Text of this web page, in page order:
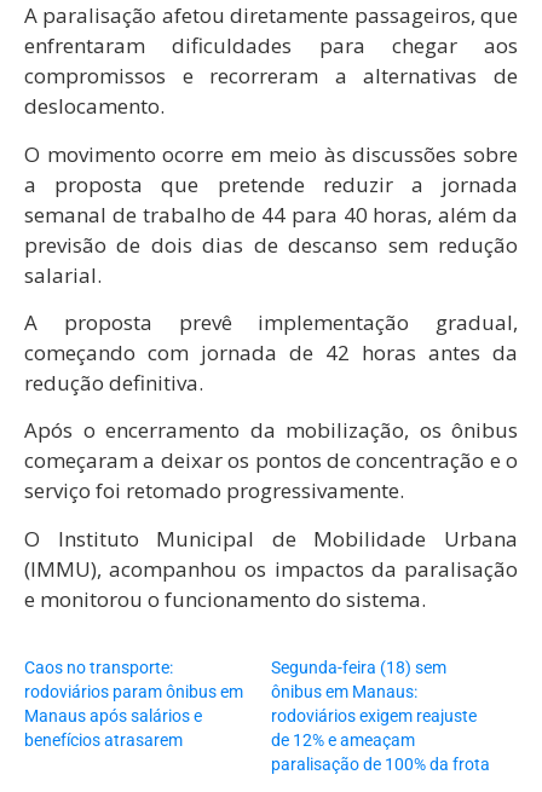
A paralisação afetou diretamente passageiros, que
enfrentaram dificuldades para chegar aos
compromissos e recorreram a alternativas de
deslocamento.
O movimento ocorre em meio às discussões sobre
a proposta que pretende reduzir a jornada
semanal de trabalho de 44 para 40 horas, além da
previsão de dois dias de descanso sem redução
salarial.
A proposta prevê implementação gradual,
começando com jornada de 42 horas antes da
redução definitiva.
Após o encerramento da mobilização, os ônibus
começaram a deixar os pontos de concentração e o
serviço foi retomado progressivamente.
O Instituto Municipal de Mobilidade Urbana
(IMMU),acompanhou os impactos da paralisação
e monitorou o funcionamento do sistema.
Caos no transporte:
rodoviários param ônibus em
Manaus após salários e
benefícios atrasarem
Segunda-feira (18) sem
ônibus em Manaus:
rodoviários exigem reajuste
de 12% e ameaçam
paralisação de 100% da frota